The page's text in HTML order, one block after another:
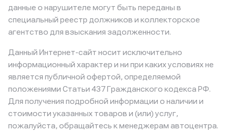
данные о нарушителе могут быть переданы в
специальный реестр должников и коллекторское
агентство для взыскания задолженности.
Данный Интернет-сайт носит исключительно
информационный характер и ни при каких условиях не
является публичной офертой, определяемой
положениями Статьи 437 Гражданского кодекса РФ.
Для получения подробной информации о наличии и
стоимости указанных товаров и (или) услуг,
пожалуйста, обращайтесь к менеджерам автоцентра.